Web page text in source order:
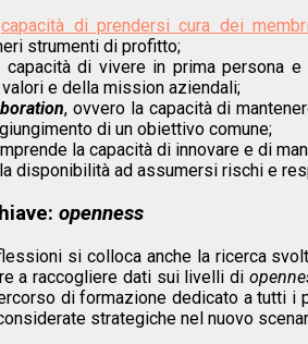
capacità di prendersi cura dei
strumenti di profitto;
capacità di vivere in prima persona
e della mission aziendali;
, ovvero la capacità di
di un obiettivo comune;
la capacità di innovare e di
disponibilità ad assumersi rischi e
openness
si colloca anche la ricerca
a raccogliere dati sui livelli di
di formazione dedicato a tutti i
strategiche nel nuovo